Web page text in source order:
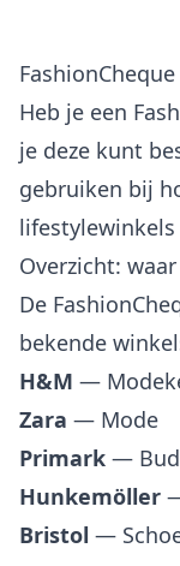
Heb je een
je deze kunt
gebruiken bij
Overzicht:
De
bekende
H&M —
Zara — Mode
Primark —
Hunkemöller
Bristol —